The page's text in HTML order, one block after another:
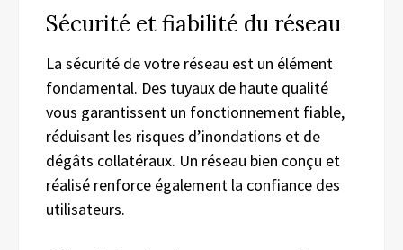
Sécurité et fiabilité du réseau
La sécurité de votre réseau est un élément
fondamental. Des tuyaux de haute qualité
vous garantissent un fonctionnement fiable,
réduisant les risques d’inondations et de
dégâts collatéraux. Un réseau bien conçu et
réalisé renforce également la confiance des
utilisateurs.